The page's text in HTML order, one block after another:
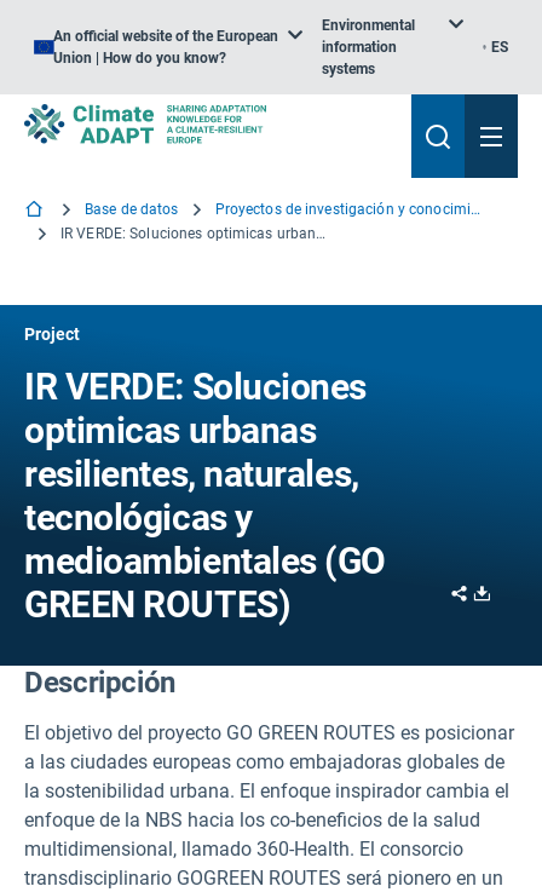
An official website of the European
Union | How do you know?
Environmental
information
systems
ES
Base de datos
Proyectos de investigación y conocimiento
IR VERDE: Soluciones optimicas urbanas resilientes, naturales, tecnológicas y medioambientales
Project
IR VERDE: Soluciones
optimicas urbanas
resilientes, naturales,
tecnológicas y
medioambientales (GO
GREEN ROUTES)
Share
Descripción
El objetivo del proyecto GO GREEN ROUTES es posicionar
a las ciudades europeas como embajadoras globales de
la sostenibilidad urbana. El enfoque inspirador cambia el
enfoque de la NBS hacia los co-beneficios de la salud
multidimensional, llamado 360-Health. El consorcio
transdisciplinario GOGREEN ROUTES será pionero en un